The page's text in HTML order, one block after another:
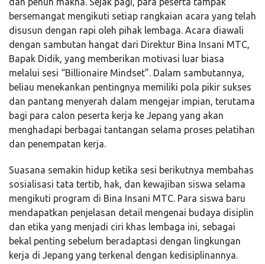
bersemangat mengikuti setiap rangkaian acara yang telah
disusun dengan rapi oleh pihak lembaga. Acara diawali
dengan sambutan hangat dari Direktur Bina Insani MTC,
Bapak Didik, yang memberikan motivasi luar biasa
melalui sesi “Billionaire Mindset”. Dalam sambutannya,
beliau menekankan pentingnya memiliki pola pikir sukses
dan pantang menyerah dalam mengejar impian, terutama
bagi para calon peserta kerja ke Jepang yang akan
menghadapi berbagai tantangan selama proses pelatihan
dan penempatan kerja.
Suasana semakin hidup ketika sesi berikutnya membahas
sosialisasi tata tertib, hak, dan kewajiban siswa selama
mengikuti program di Bina Insani MTC. Para siswa baru
mendapatkan penjelasan detail mengenai budaya disiplin
dan etika yang menjadi ciri khas lembaga ini, sebagai
bekal penting sebelum beradaptasi dengan lingkungan
kerja di Jepang yang terkenal dengan kedisiplinannya.